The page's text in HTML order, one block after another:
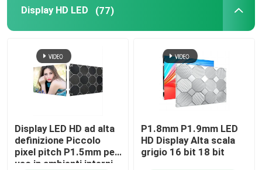
Luce a striscia LED esterna
Schermo di visualizzazione creativo del LED
Display HD LED (77)
Display LED HD ad alta
definizione Piccolo
pixel pitch P1.5mm per
uso in ambienti interni
P1.8mm P1.9mm LED
HD Display Alta scala
grigio 16 bit 18 bit